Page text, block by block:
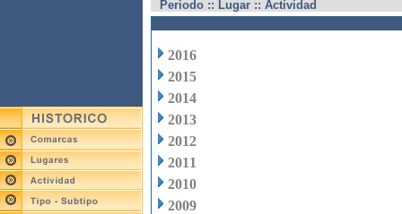
Periodo :: Lugar :: Actividad
2016
2015
2014
2013
2012
2011
2010
2009